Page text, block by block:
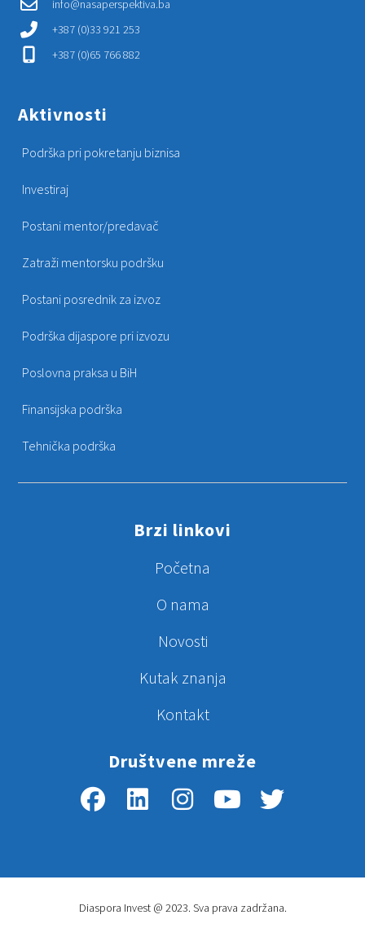
info@nasaperspektiva.ba
+387 (0)33 921 253
+387 (0)65 766 882
Aktivnosti
Podrška pri pokretanju biznisa
Investiraj
Postani mentor/predavač
Zatraži mentorsku podršku
Postani posrednik za izvoz
Podrška dijaspore pri izvozu
Poslovna praksa u BiH
Finansijska podrška
Tehnička podrška
Brzi linkovi
Početna
O nama
Novosti
Kutak znanja
Kontakt
Društvene mreže
Diaspora Invest @ 2023. Sva prava zadržana.